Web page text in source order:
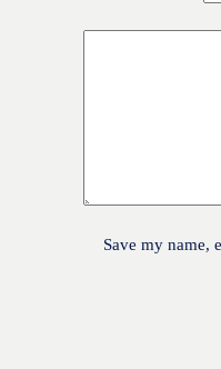
Save my name,